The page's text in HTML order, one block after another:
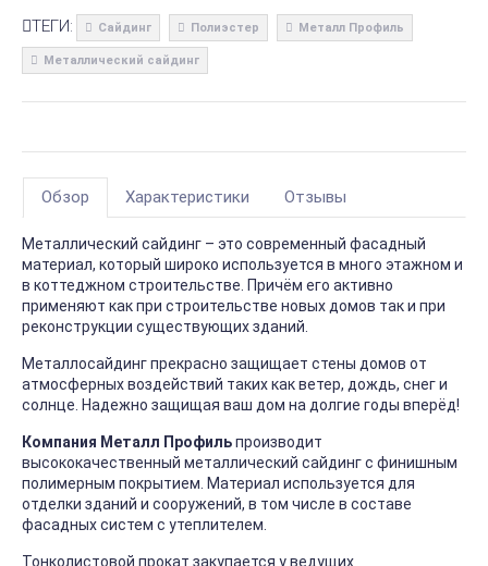
ТЕГИ: Сайдинг Полиэстер Металл Профиль
Металлический сайдинг
Обзор Характеристики Отзывы
Металлический сайдинг – это современный фасадный
материал, который широко используется в много этажном и
в коттеджном строительстве. Причём его активно
применяют как при строительстве новых домов так и при
реконструкции существующих зданий.
Металлосайдинг прекрасно защищает стены домов от
атмосферных воздействий таких как ветер, дождь, снег и
солнце. Надежно защищая ваш дом на долгие годы вперёд!
Компания Металл Профильпроизводит
высококачественный металлический сайдинг с финишным
полимерным покрытием. Материал используется для
отделки зданий и сооружений, в том числе в составе
фасадных систем с утеплителем.
Тонколистовой прокат закупается у ведущих